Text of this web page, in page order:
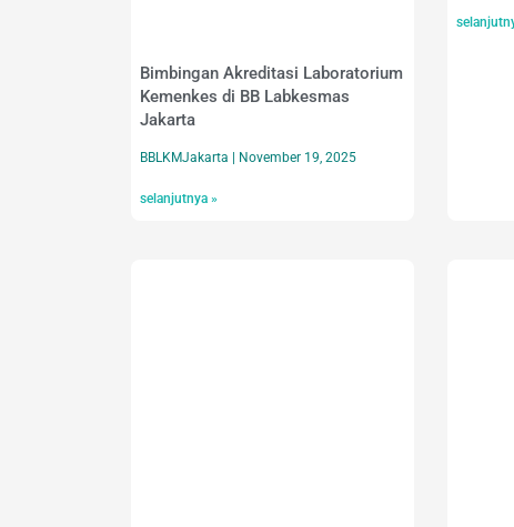
Bimbingan Akreditasi Laboratorium
Kemenkes di BB Labkesmas
Jakarta
BBLKMJakarta November 19, 2025
selanjutnya »